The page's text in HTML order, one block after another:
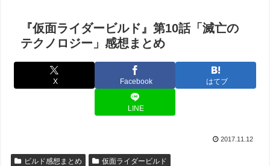
『仮面ライダービルド』第10話「滅亡の
テクノロジー」感想まとめ
X Facebook はてブ
LINE
2017.11.12
ビルド感想まとめ 仮面ライダービルド